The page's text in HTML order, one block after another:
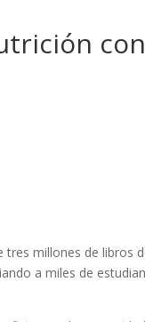
tres millones de libros
a miles de